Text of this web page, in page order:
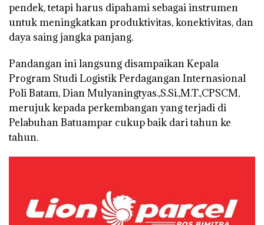
pendek, tetapi harus dipahami sebagai instrumen
untuk meningkatkan produktivitas, konektivitas, dan
daya saing jangka panjang.
Pandangan ini langsung disampaikan Kepala
Program Studi Logistik Perdagangan Internasional
Poli Batam, Dian Mulyaningtyas.,S.Si.,M.T.,CPSCM,
merujuk kepada perkembangan yang terjadi di
Pelabuhan Batuampar cukup baik dari tahun ke
tahun.